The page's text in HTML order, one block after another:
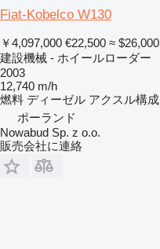
Fiat-Kobelco W130
￥4,097,000 €22,500 ≈ $26,000
建設機械 - ホイールローダー
2003
12,740 m/h
燃料 ディーゼル アクスル構成
ポーランド
Nowabud Sp. z o.o.
販売会社に連絡